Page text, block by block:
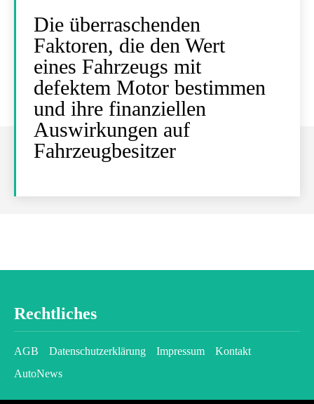
Die überraschenden
Faktoren, die den Wert
eines Fahrzeugs mit
defektem Motor bestimmen
und ihre finanziellen
Auswirkungen auf
Fahrzeugbesitzer
Rechtliches
AGB Datenschutzerklärung Impressum
Kontakt
AutoNews